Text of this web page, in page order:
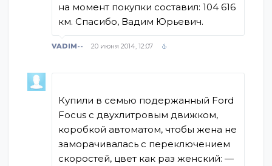
на момент покупки составил: 104 616
км. Спасибо, Вадим Юрьевич.
VADIM-- 20 июня 2014, 12:07
Купили в семью подержанный Ford
Focus с двухлитровым движком,
коробкой автоматом, чтобы жена не
заморачивалась с переключением
скоростей, цвет как раз женский: —